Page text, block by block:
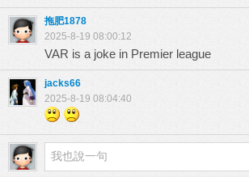
拖肥1878
2025-8-19 08:00:12
VAR is a joke in Premier league
jacks66
2025-8-19 08:04:40